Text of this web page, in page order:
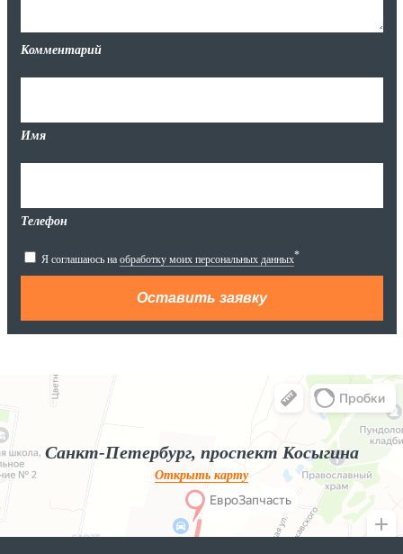
Комментарий
Имя
Телефон
Я соглашаюсь на обработку моих персональных данных*
Яндекс.Карты
Яндекс.Карты — поиск мест и адресов, городской транспорт
Санкт-Петербург, проспект Косыгина
Открыть карту